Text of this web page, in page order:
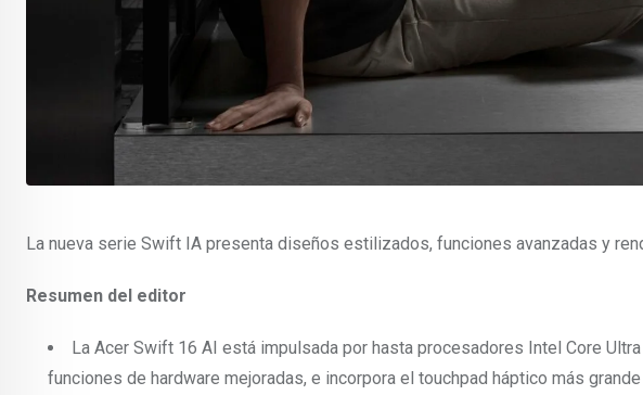
La nueva serie Swift IA presenta diseños estilizados, funciones avanzadas y
Resumen del editor
La Acer Swift 16 AI está impulsada por hasta procesadores Intel Core
funciones de hardware mejoradas, e incorpora el touchpad háptico más